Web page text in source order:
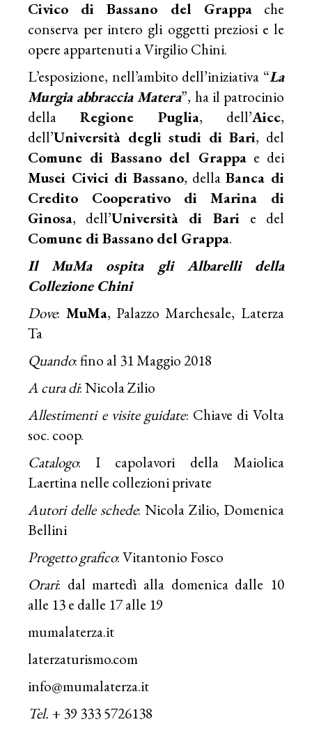
Civico di Bassano del Grappache
conserva per intero gli oggetti preziosi e le
opere appartenuti a Virgilio Chini.
L’esposizione, nell’ambito dell’iniziativa “La
Murgia abbraccia Matera”, ha il patrocinio
dellaRegione Puglia, dell’Aicc,
dell’Università degli studi di Bari, del
Comune di Bassano del Grappae dei
Musei Civici di Bassano, dellaBanca di
Credito Cooperativo di Marina di
Ginosa, dell’Università di Bari e del
Comune di Bassano del Grappa.
Il MuMa ospita gli Albarelli della
Collezione Chini
Dove: MuMa, Palazzo Marchesale, Laterza
Ta
Quando: fino al 31 Maggio 2018
A cura di: Nicola Zilio
Allestimenti e visite guidate: Chiave di Volta
soc. coop.
Catalogo: I capolavori della Maiolica
Laertina nelle collezioni private
Autori delle schede: Nicola Zilio, Domenica
Bellini
Progetto grafico: Vitantonio Fosco
Orari: dal martedì alla domenica dalle 10
alle 13 e dalle 17 alle 19
mumalaterza.it
laterzaturismo.com
info@mumalaterza.it
Tel. + 39 333 5726138